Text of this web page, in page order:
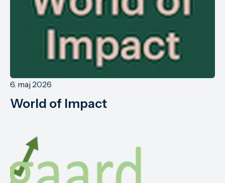
World of Impact
6. maj 2026